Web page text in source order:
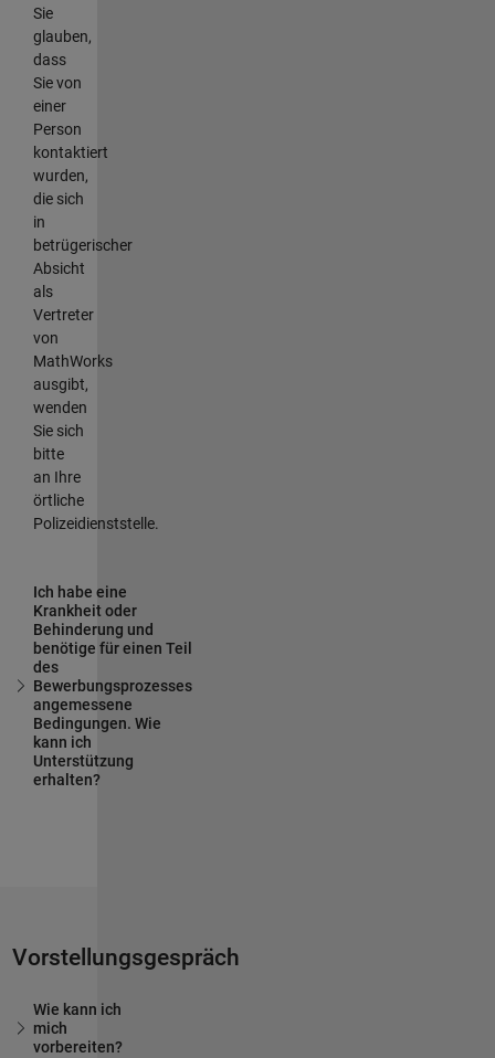
Sie
glauben,
dass
Sie von
einer
Person
kontaktiert
wurden,
die sich
in
betrügerischer
Absicht
als
Vertreter
von
MathWorks
ausgibt,
wenden
Sie sich
bitte
an Ihre
örtliche
Polizeidienststelle.
Ich habe eine
Krankheit oder
Behinderung und
benötige für einen Teil
des
Bewerbungsprozesses
angemessene
Bedingungen. Wie
kann ich
Unterstützung
erhalten?
Vorstellungsgespräch
Wie kann ich
mich
vorbereiten?